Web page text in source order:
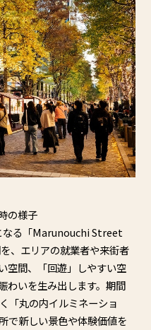
の様子
る「Marunouchi Street
、 エリアの就業者や来街者
間、
「回遊」しやすい空
わいを生み出します。期間
「丸の内イルミネーショ
で新しい景色や体験価値を